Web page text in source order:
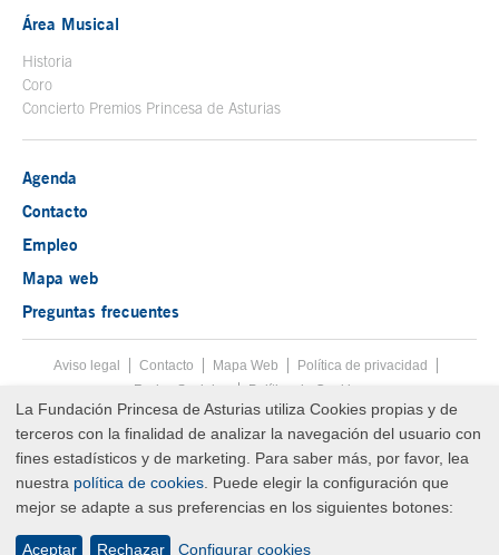
Área Musical
Historia
Coro
Concierto Premios Princesa de Asturias
Agenda
Contacto
Empleo
Mapa web
Preguntas frecuentes
Menú pie
Aviso legal Tecla de acceso 8
Contacto Mapa Web
Política de privacidad
Redes Sociales
Política de Cookies
Fin menú pie
© Copyright Thu Aug 06 12:35:59 UTC 2026 Fundación Princesa de
Asturias
La Fundación Princesa de Asturias utiliza Cookies propias y de
terceros con la finalidad de analizar la navegación del usuario con
fines estadísticos y de marketing. Para saber más, por favor, lea
nuestra política de cookies . Puede elegir la configuración que
mejor se adapte a sus preferencias en los siguientes botones:
Configurar cookies
Rechazar
Aceptar